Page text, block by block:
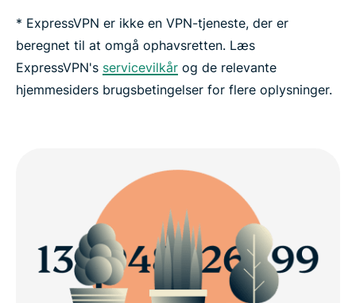
* ExpressVPN er ikke en VPN-tjeneste, der er
beregnet til at omgå ophavsretten. Læs
ExpressVPN's servicevilkår og de relevante
hjemmesiders brugsbetingelser for flere oplysninger.